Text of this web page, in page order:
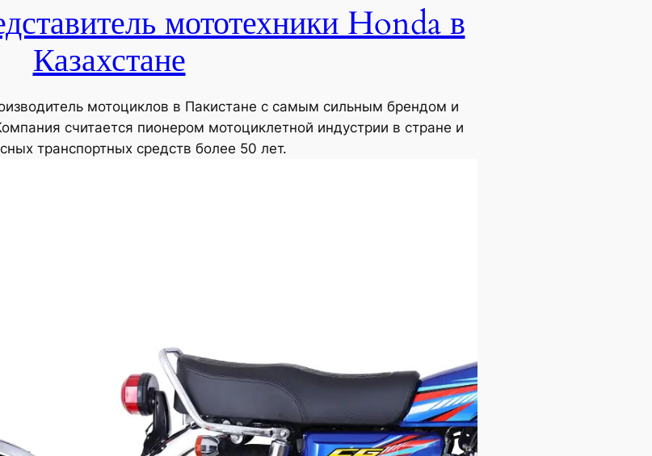
мототехники Honda в
Казахстане
мотоциклов в Пакистане с самым сильным брендом и
считается пионером мотоциклетной индустрии в стране и
транспортных средств более 50 лет.